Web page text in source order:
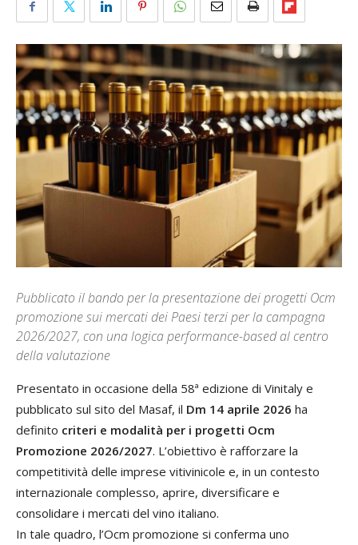
Pubblicato il bando per la presentazione dei progetti Ocm
promozione sui mercati dei Paesi terzi per la campagna
2026/2027, con una logica performance-based al centro
della valutazione
Presentato in occasione della 58ª edizione di Vinitaly e
pubblicato sul sito del Masaf, il Dm 14 aprile 2026 ha
definito criteri e modalità per i progetti Ocm
Promozione 2026/2027. L’obiettivo è rafforzare la
competitività delle imprese vitivinicole e, in un contesto
internazionale complesso, aprire, diversificare e
consolidare i mercati del vino italiano.
In tale quadro, l’Ocm promozione si conferma uno